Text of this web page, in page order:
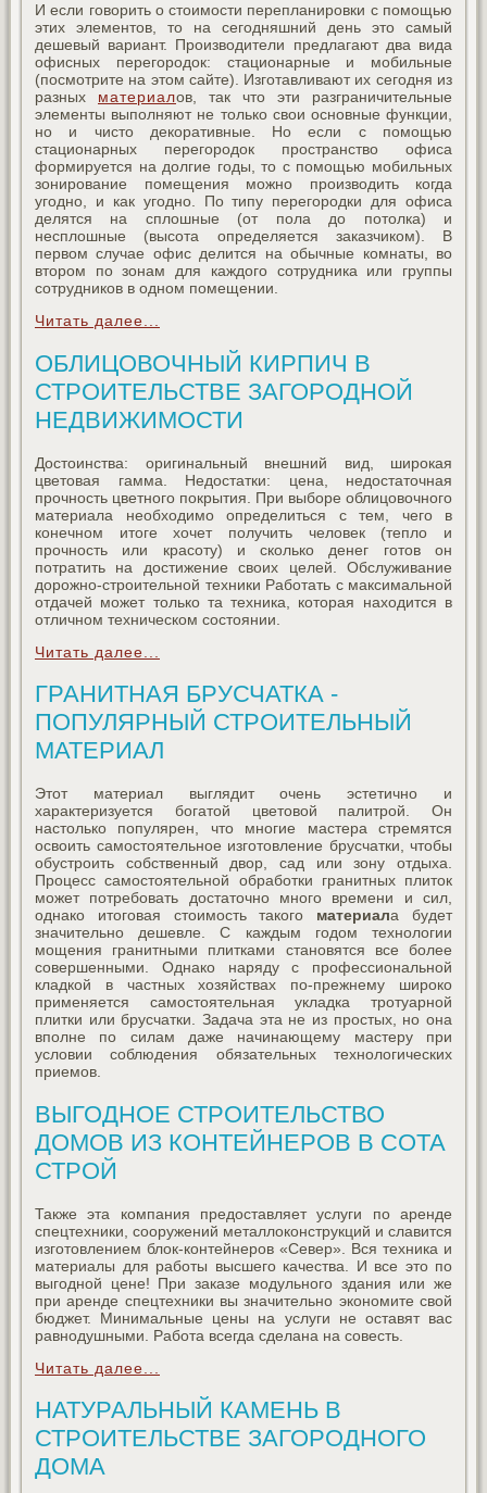
И если говорить о стоимости перепланировки с помощью
этих элементов, то на сегодняшний день это самый
дешевый вариант. Производители предлагают два вида
офисных перегородок: стационарные и мобильные
(посмотрите на этом сайте). Изготавливают их сегодня из
разных материалов, так что эти разграничительные
элементы выполняют не только свои основные функции,
но и чисто декоративные. Но если с помощью
стационарных перегородок пространство офиса
формируется на долгие годы, то с помощью мобильных
зонирование помещения можно производить когда
угодно, и как угодно. По типу перегородки для офиса
делятся на сплошные (от пола до потолка) и
несплошные (высота определяется заказчиком). В
первом случае офис делится на обычные комнаты, во
втором по зонам для каждого сотрудника или группы
сотрудников в одном помещении.
Читать далее...
ОБЛИЦОВОЧНЫЙ КИРПИЧ В
СТРОИТЕЛЬСТВЕ ЗАГОРОДНОЙ
НЕДВИЖИМОСТИ
Достоинства: оригинальный внешний вид, широкая
цветовая гамма. Недостатки: цена, недостаточная
прочность цветного покрытия. При выборе облицовочного
материала необходимо определиться с тем, чего в
конечном итоге хочет получить человек (тепло и
прочность или красоту) и сколько денег готов он
потратить на достижение своих целей. Обслуживание
дорожно-строительной техники Работать с максимальной
отдачей может только та техника, которая находится в
отличном техническом состоянии.
Читать далее...
ГРАНИТНАЯ БРУСЧАТКА -
ПОПУЛЯРНЫЙ СТРОИТЕЛЬНЫЙ
МАТЕРИАЛ
Этот материал выглядит очень эстетично и
характеризуется богатой цветовой палитрой. Он
настолько популярен, что многие мастера стремятся
освоить самостоятельное изготовление брусчатки, чтобы
обустроить собственный двор, сад или зону отдыха.
Процесс самостоятельной обработки гранитных плиток
может потребовать достаточно много времени и сил,
однако итоговая стоимость такого материала будет
значительно дешевле. С каждым годом технологии
мощения гранитными плитками становятся все более
совершенными. Однако наряду с профессиональной
кладкой в частных хозяйствах по-прежнему широко
применяется самостоятельная укладка тротуарной
плитки или брусчатки. Задача эта не из простых, но она
вполне по силам даже начинающему мастеру при
условии соблюдения обязательных технологических
приемов.
ВЫГОДНОЕ СТРОИТЕЛЬСТВО
ДОМОВ ИЗ КОНТЕЙНЕРОВ В СОТА
СТРОЙ
Также эта компания предоставляет услуги по аренде
спецтехники, сооружений металлоконструкций и славится
изготовлением блок-контейнеров «Север». Вся техника и
материалы для работы высшего качества. И все это по
выгодной цене! При заказе модульного здания или же
при аренде спецтехники вы значительно экономите свой
бюджет. Минимальные цены на услуги не оставят вас
равнодушными. Работа всегда сделана на совесть.
Читать далее...
НАТУРАЛЬНЫЙ КАМЕНЬ В
СТРОИТЕЛЬСТВЕ ЗАГОРОДНОГО
ДОМА